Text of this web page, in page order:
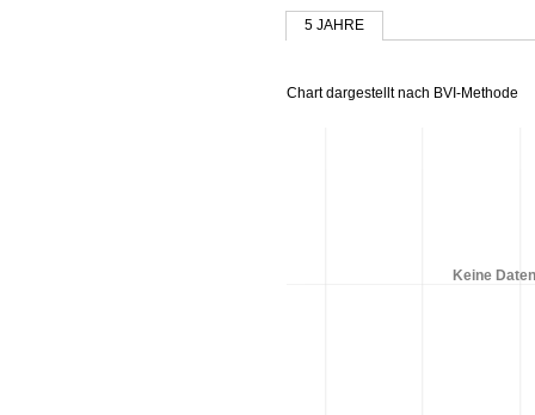
5 JAHRE
Chart dargestellt nach BVI-Methode
Keine